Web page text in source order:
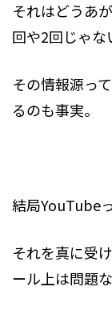
それはどうあ
回や2回じゃな
その情報源っ
るのも事実。
結局YouTube
それを真に受
ール上は問題